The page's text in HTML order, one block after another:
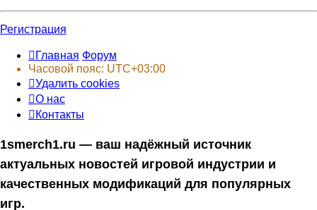
Регистрация
Главная Форум
Часовой пояс: UTC+03:00
Удалить cookies
О нас
Контакты
1smerch1.ru — ваш надёжный источник
актуальных новостей игровой индустрии и
качественных модификаций для популярных
игр.